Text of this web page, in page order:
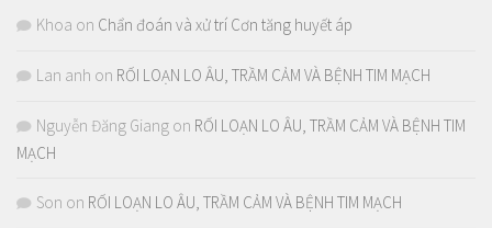
Khoa on Chẩn đoán và xử trí Cơn tăng huyết áp
Lan anh on RỐI LOẠN LO ÂU, TRẦM CẢM VÀ BỆNH TIM MẠCH
Nguyễn Đăng Giang on RỐI LOẠN LO ÂU, TRẦM CẢM VÀ BỆNH TIM
MẠCH
Son on RỐI LOẠN LO ÂU, TRẦM CẢM VÀ BỆNH TIM MẠCH